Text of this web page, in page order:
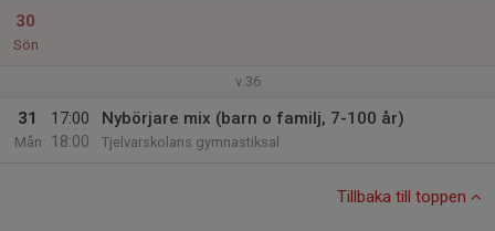
30
Sön
v.36
31
Mån
17:00
18:00
Nybörjare mix (barn o familj, 7-100 år)
Tjelvarskolans gymnastiksal
Tillbaka till toppen